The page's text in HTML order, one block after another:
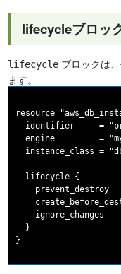
lifecycleブロッ
lifecycle ブロックは
ます。
resource
identifier     =
engine         =
instance_class =
  lifecycle {
prevent_destroy
ignore_changes
  }